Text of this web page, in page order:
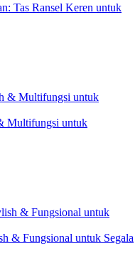
Tas Ransel Keren untuk
Multifungsi untuk
& Fungsional untuk Segala